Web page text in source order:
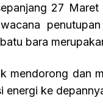
27
bara
mendorong dan
energi ke